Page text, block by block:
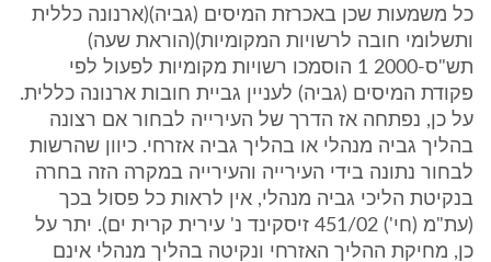
כל משמעות שכן באכרזת המיסים (גביה)(ארנונה כללית
ותשלומי חובה לרשויות המקומיות)(הוראת שעה)
תש"ס-2000 1 הוסמכו רשויות מקומיות לפעול לפי
פקודת המיסים (גביה) לעניין גביית חובות ארנונה כללית.
על כן, נפתחה אז הדרך של העירייה לבחור אם רצונה
בהליך גביה מנהלי או בהליך גביה אזרחי. כיוון שהרשות
לבחור נתונה בידי העירייה והעירייה במקרה הזה בחרה
בנקיטת הליכי גביה מנהלי, אין לראות כל פסול בכך
(עת"מ (חי') 451/02 זיסקינד נ' עירית קרית ים). יתר על
כן, מחיקת ההליך האזרחי ונקיטה בהליך מנהלי אינם